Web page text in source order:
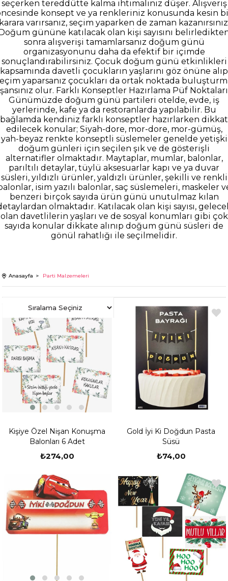
seçerken tereddütte kalma ihtimaliniz düşer. Alışveriş
konsept ve ya renkleriniz konusunda kesin
varırsanız, seçim yaparken de zaman
gününe katılacak olan kişi sayısını
sonra alışverişi tamamlarsanız doğum günü
organizasyonunu daha da efektif bir içimde
sonuçlandırabilirsiniz. Çocuk doğum günü etkinlikleri
kapsamında davetli çocukların yaşlarını göz önüne alıp
yaparsanız çocukları da ortak noktada
şansınız olur. Farklı Konseptler Hazırlama Püf Noktaları
Günümüzde doğum günü partileri otelde, evde, iş
yerlerinde, kafe ya da restoranlarda yapılabilir. Bu
bağlamda kendiniz farklı konseptler hazırlarken dikkat
edilecek konular; Siyah-dore, mor-dore, mor-gümüş,
beyaz renkte konseptli süslemeler genelde
doğum günleri için seçilen şık ve de gösterişli
alternatifler olmaktadır. Maytaplar, mumlar, balonlar,
parıltılı detaylar, tüylü aksesuarlar kapı ve ya duvar
süsleri, yıldızlı ürünler, yaldızlı ürünler, şekilli ve renkli
isim yazılı balonlar, saç süslemeleri, maskeler
benzeri birçok sayıda ürün günü unutulmaz kılan
olmaktadır. Katılacak olan kişi sayısı,
olan davetlilerin yaşları ve de sosyal konumları gibi çok
sayıda konular dikkate alınıp doğum günü süsleri de
gönül rahatlığı ile seçilmelidir.
Anasayfa Parti Malzemeleri
Kişiye Özel Nişan Konuşma
Balonları 6 Adet
₺274,00
Gold İyi Ki Doğdun Pasta
Süsü
₺74,00